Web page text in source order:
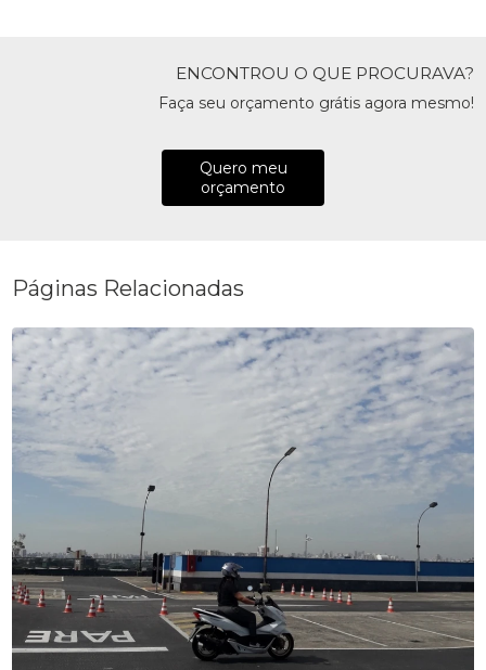
ENCONTROU O QUE PROCURAVA?
Faça seu orçamento grátis agora mesmo!
Quero meu
orçamento
Páginas Relacionadas